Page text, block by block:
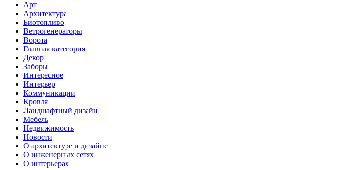
Арт
Архитектура
Биотопливо
Ветрогенераторы
Ворота
Главная категория
Декор
Заборы
Интересное
Интерьер
Коммуникации
Кровля
Ландшафтный дизайн
Мебель
Недвижимость
Новости
О архитектуре и дизайне
О инженерных сетях
О интерьерах